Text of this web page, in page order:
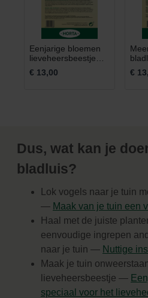
Eenjarige bloemen
lieveheersbeestje
35m²
€ 13,00
35m²
€
Dus, wat kan je
bladluis?
Lok vogels naar je tuin
— Maak van je tuin een
Haal met de juiste
eenvoudige ingrepen
naar je tuin — Nuttige
Maak je tuin
lieveheersbeestje —
speciaal voor het